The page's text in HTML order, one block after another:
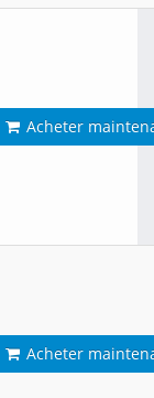
Acheter
Acheter